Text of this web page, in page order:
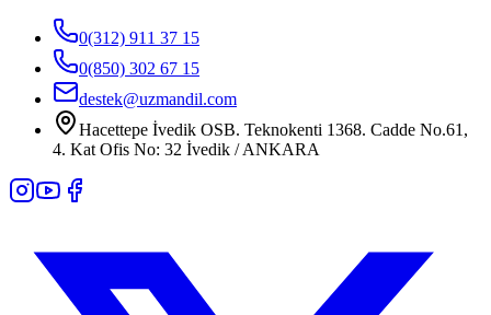
0(312) 911 37 15
0(850) 302 67 15
destek@uzmandil.com
Hacettepe İvedik OSB. Teknokenti 1368. Cadde No.61,
4. Kat Ofis No: 32 İvedik / ANKARA